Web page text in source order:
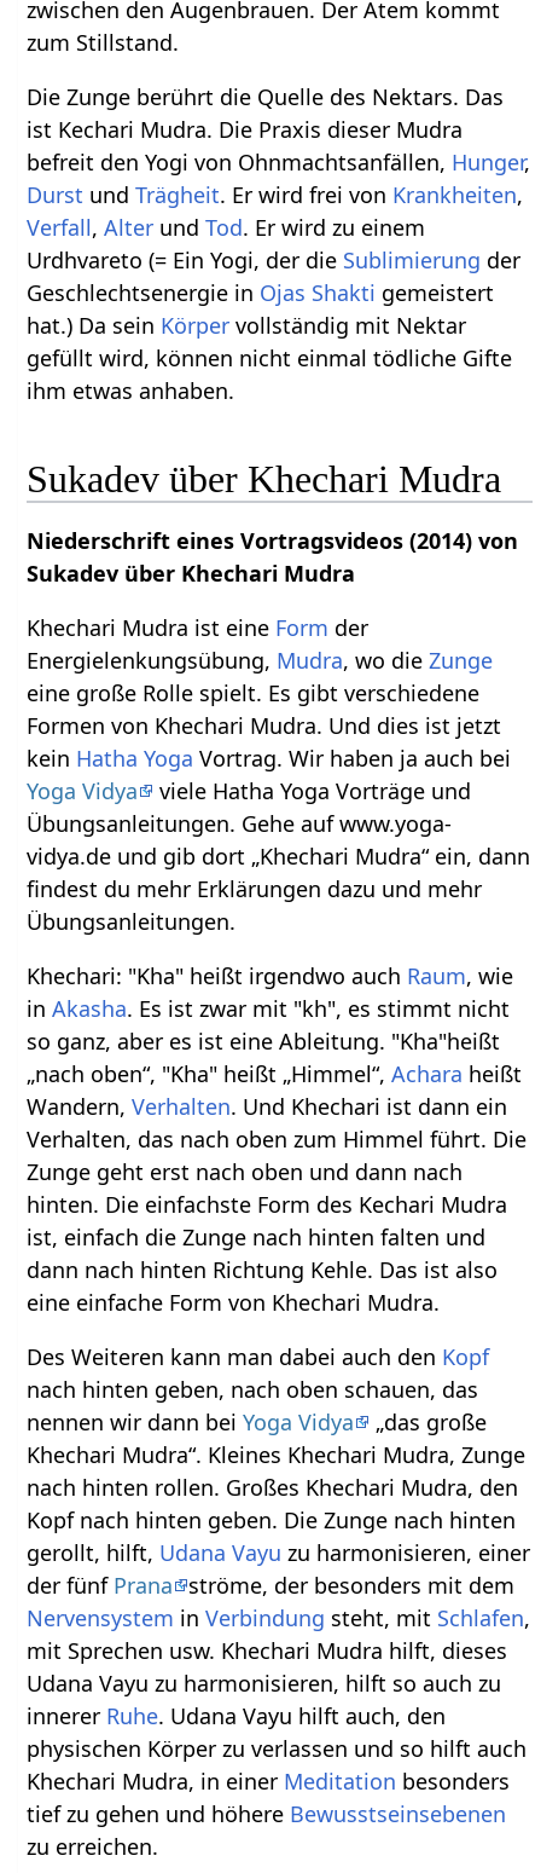
zwischen den Augenbrauen. Der Atem kommt
zum Stillstand.
Die Zunge berührt die Quelle des Nektars. Das
ist Kechari Mudra. Die Praxis dieser Mudra
befreit den Yogi von Ohnmachtsanfällen, Hunger,
Durst undTrägheit. Er wird frei von Krankheiten,
Verfall,Alter undTod. Er wird zu einem
Urdhvareto (= Ein Yogi, der die Sublimierung der
Geschlechtsenergie in Ojas Shakti gemeistert
hat.) Da sein Körper vollständig mit Nektar
gefüllt wird, können nicht einmal tödliche Gifte
ihm etwas anhaben.
Sukadev über Khechari Mudra
Niederschrift eines Vortragsvideos (2014) von
Sukadev über Khechari Mudra
Khechari Mudra ist eine Form der
Energielenkungsübung, Mudra, wo dieZunge
eine große Rolle spielt. Es gibt verschiedene
Formen von Khechari Mudra. Und dies ist jetzt
kein Hatha Yoga Vortrag. Wir haben ja auch bei
Yoga Vidya
viele Hatha Yoga Vorträge und
Übungsanleitungen. Gehe auf www.yoga-
vidya.de und gib dort „Khechari Mudra“ ein, dann
findest du mehr Erklärungen dazu und mehr
Übungsanleitungen.
Khechari: "Kha" heißt irgendwo auch Raum, wie
inAkasha. Es ist zwar mit "kh", es stimmt nicht
so ganz, aber es ist eine Ableitung. "Kha"heißt
„nach oben“, "Kha" heißt „Himmel“,Achara heißt
Wandern,Verhalten. Und Khechari ist dann ein
Verhalten, das nach oben zum Himmel führt. Die
Zunge geht erst nach oben und dann nach
hinten. Die einfachste Form des Kechari Mudra
ist, einfach die Zunge nach hinten falten und
dann nach hinten Richtung Kehle. Das ist also
eine einfache Form von Khechari Mudra.
Des Weiteren kann man dabei auch den Kopf
nach hinten geben, nach oben schauen, das
nennen wir dann beiYoga Vidya
„das große
Khechari Mudra“. Kleines Khechari Mudra, Zunge
nach hinten rollen. Großes Khechari Mudra, den
Kopf nach hinten geben. Die Zunge nach hinten
gerollt, hilft, Udana Vayu zu harmonisieren, einer
der fünf Prana
ströme, der besonders mit dem
Nervensystem inVerbindung steht, mit Schlafen,
mit Sprechen usw. Khechari Mudra hilft, dieses
Udana Vayu zu harmonisieren, hilft so auch zu
innerer Ruhe. Udana Vayu hilft auch, den
physischen Körper zu verlassen und so hilft auch
Khechari Mudra, in einer Meditation besonders
tief zu gehen und höhere Bewusstseinsebenen
zu erreichen.